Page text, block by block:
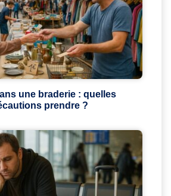
une braderie : quelles
prendre ?